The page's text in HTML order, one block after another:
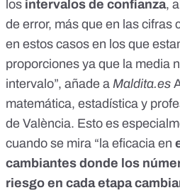
los intervalos de confianza,
de error, más que en las cifras
en estos casos en los que
proporciones ya que la media
intervalo”, añade a Maldita.es
matemática, estadística y
de València. Esto es
cuando se mira “la eficacia en
cambiantes donde los
riesgo en cada etapa